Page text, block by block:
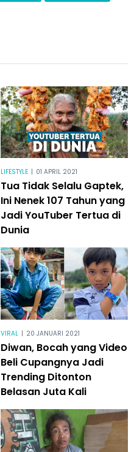
LIFESTYLE | 01 APRIL 2021
Tua Tidak Selalu Gaptek,
Ini Nenek 107 Tahun yang
Jadi YouTuber Tertua di
Dunia
VIRAL | 20 JANUARI 2021
Diwan, Bocah yang Video
Beli Cupangnya Jadi
Trending Ditonton
Belasan Juta Kali